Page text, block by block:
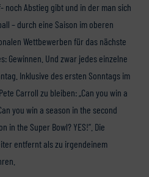
noch Abstieg gibt und in der man sich
– durch eine Saison im oberen
Wettbewerben für das nächste
Gewinnen. Und zwar jedes einzelne
Inklusive des ersten Sonntags im
Carroll zu bleiben: „Can you win a
you win a season in the second
in the Super Bowl? YES!”. Die
entfernt als zu irgendeinem